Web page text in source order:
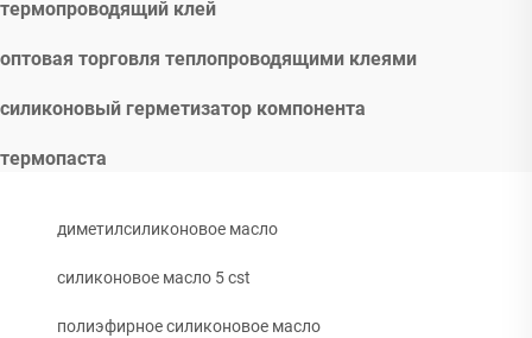
термопроводящий клей
оптовая торговля теплопроводящими клеями
силиконовый герметизатор компонента
термопаста
диметилсиликоновое масло
силиконовое масло 5 cst
полиэфирное силиконовое масло